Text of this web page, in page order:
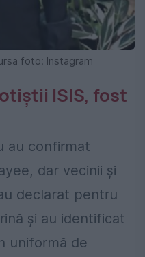
foto: Instagram
ISIS, fost
au confirmat
dar vecinii și
declarat pentru
și au identificat
uniformă de